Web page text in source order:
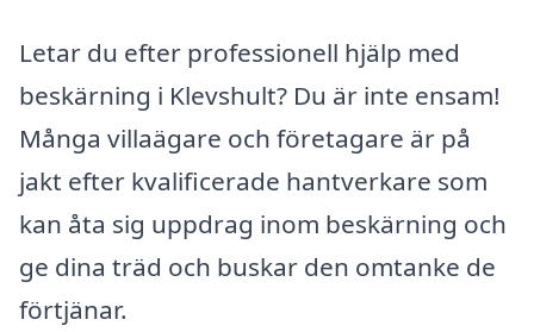
Letar du efter professionell hjälp med
beskärning i Klevshult? Du är inte ensam!
Många villaägare och företagare är på
jakt efter kvalificerade hantverkare som
kan åta sig uppdrag inom beskärning och
ge dina träd och buskar den omtanke de
förtjänar.